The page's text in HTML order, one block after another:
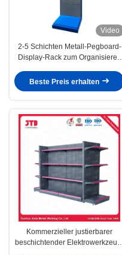
Video
2-5 Schichten Metall-Pegboard-
Display-Rack zum Organisieren
Hardware-Laden-Ausstellung
Beste Preis erhalten
Kommerzieller justierbarer
beschichtender Elektrowerkzeug-